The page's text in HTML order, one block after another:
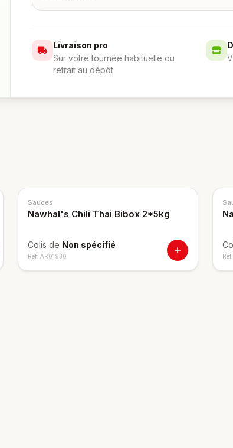
Livraison pro
Sur votre tournée habituelle ou
retrait au dépôt.
Sauces
Nawhal's Chili Thai Bibox 2*5kg
Colis de Non spécifié
Ref. AR01930 Ref.